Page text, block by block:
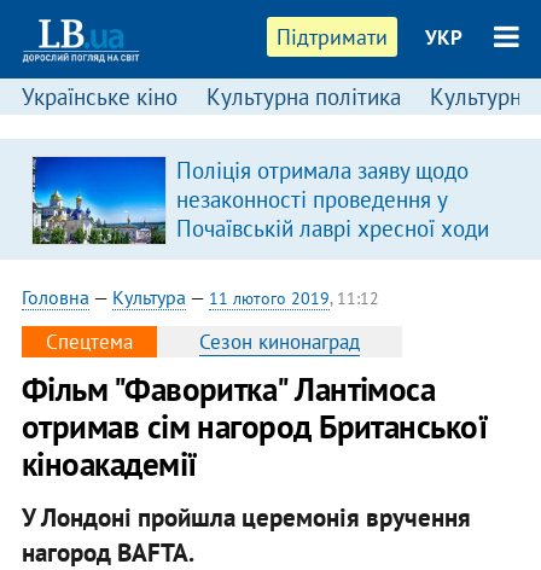
Підтримати УКР
Українське кіно Культурна політика Культурні
Поліція отримала заяву щодо
незаконності проведення у
Почаївській лаврі хресної ходи
Головна — Культура — 11 лютого 2019, 11:12
Спецтема Сезон кинонаград
Фільм "Фаворитка" Лантімоса
отримав сім нагород Британської
кіноакадемії
У Лондоні пройшла церемонія вручення
нагород BAFTA.